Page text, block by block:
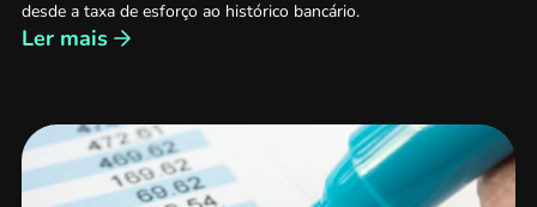
desde a taxa de esforço ao histórico bancário.
Ler mais